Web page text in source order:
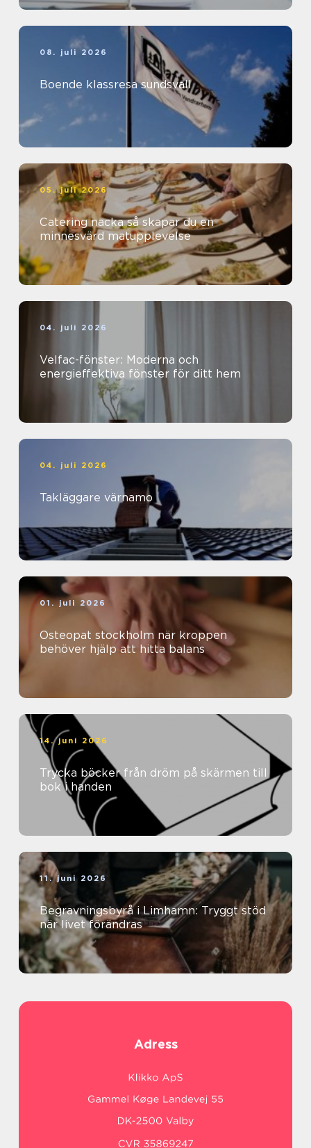
08. juli 2026
Boende klassresa sundsvall
05. juli 2026
Catering nacka så skapar du en
minnesvärd matupplevelse
04. juli 2026
Velfac-fönster: Moderna och
energieffektiva fönster för ditt hem
04. juli 2026
Takläggare värnamo
01. juli 2026
Osteopat stockholm när kroppen
behöver hjälp att hitta balans
14. juni 2026
Trycka böcker från dröm på skärmen till
bok i handen
11. juni 2026
Begravningsbyrå i Limhamn: Tryggt stöd
när livet förändras
Adress